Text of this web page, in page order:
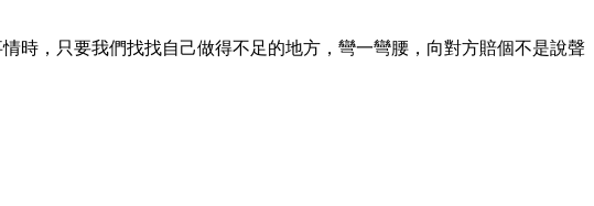
時，只要我們找找自己做得不足的地方，彎一彎腰，向對方賠個不是說聲